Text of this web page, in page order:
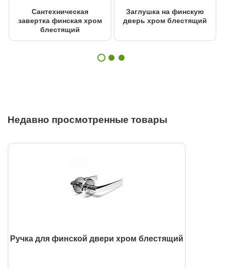
Сантехническая
завертка финская хром
блестящий
Заглушка на финскую
дверь хром блестящий
Недавно просмотренные товары
Ручка для финской двери хром блестящий